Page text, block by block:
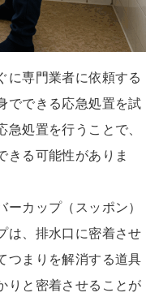
に専門業者に依頼する
でできる応急処置を試
急処置を行うことで、
きる可能性がありま
カップ（スッポン）
は、排水口に密着させ
つまりを解消する道具
りと密着させることが